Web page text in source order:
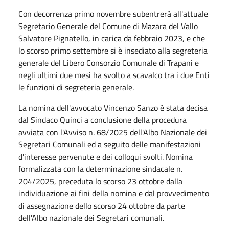
Con decorrenza primo novembre subentrerà all'attuale
Segretario Generale del Comune di Mazara del Vallo
Salvatore Pignatello, in carica da febbraio 2023, e che
lo scorso primo settembre si è insediato alla segreteria
generale del Libero Consorzio Comunale di Trapani e
negli ultimi due mesi ha svolto a scavalco tra i due Enti
le funzioni di segreteria generale.
La nomina dell'avvocato Vincenzo Sanzo è stata decisa
dal Sindaco Quinci a conclusione della procedura
avviata con l'Avviso n. 68/2025 dell'Albo Nazionale dei
Segretari Comunali ed a seguito delle manifestazioni
d'interesse pervenute e dei colloqui svolti. Nomina
formalizzata con la determinazione sindacale n.
204/2025, preceduta lo scorso 23 ottobre dalla
individuazione ai fini della nomina e dal provvedimento
di assegnazione dello scorso 24 ottobre da parte
dell'Albo nazionale dei Segretari comunali.